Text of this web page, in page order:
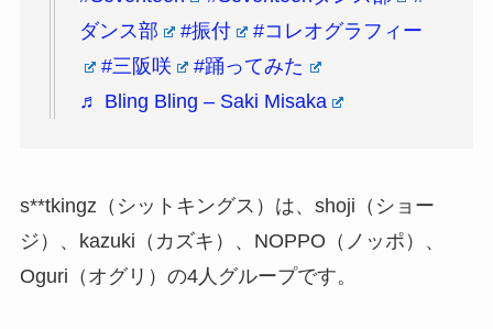
ダンス部
#振付
#コレオグラフィー
#三阪咲
#踊ってみた
♬ Bling Bling – Saki Misaka
s**tkingz（シットキングス）は、shoji（ショー
ジ）、kazuki（カズキ）、NOPPO（ノッポ）、
Oguri（オグリ）の4人グループです。